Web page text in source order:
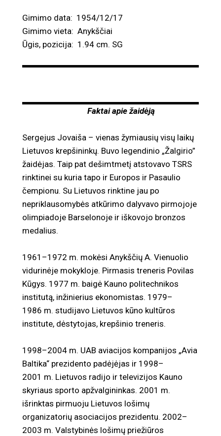
Gimimo data: 1954/12/17
Gimimo vieta: Anykščiai
Ūgis, pozicija: 1.94 cm. SG
Faktai apie žaidėją
Sergejus Jovaiša – vienas žymiausių visų laikų
Lietuvos krepšininkų. Buvo legendinio „Žalgirio”
žaidėjas. Taip pat dešimtmetį atstovavo TSRS
rinktinei su kuria tapo ir Europos ir Pasaulio
čempionu. Su Lietuvos rinktine jau po
nepriklausomybės atkūrimo dalyvavo pirmojoje
olimpiadoje Barselonoje ir iškovojo bronzos
medalius.
1961–1972 m. mokėsi Anykščių A. Vienuolio
vidurinėje mokykloje. Pirmasis treneris Povilas
Kūgys. 1977 m. baigė Kauno politechnikos
institutą, inžinierius ekonomistas. 1979–
1986 m. studijavo Lietuvos kūno kultūros
institute, dėstytojas, krepšinio treneris.
1998–2004 m. UAB aviacijos kompanijos „Avia
Baltika“ prezidento padėjėjas ir 1998–
2001 m. Lietuvos radijo ir televizijos Kauno
skyriaus sporto apžvalgininkas. 2001 m.
išrinktas pirmuoju Lietuvos lošimų
organizatorių asociacijos prezidentu. 2002–
2003 m. Valstybinės lošimų priežiūros